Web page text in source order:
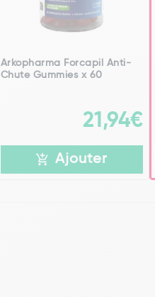
Arkopharma Forcapil Anti-
Chute Gummies x 60
21,94€
Ajouter